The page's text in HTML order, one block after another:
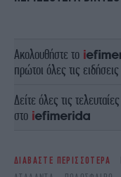
Ακολουθήστε το
πρώτοι όλες τις ειδήσεις
Δείτε όλες τις τελευταίες
στο
ΔΙΑΒΑΣΤΕ ΠΕΡΙΣΣΟΤΕΡΑ